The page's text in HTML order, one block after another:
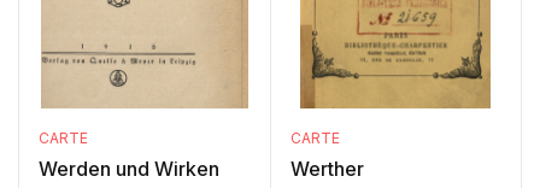
CARTE
Werden und Wirken
CARTE
Werther